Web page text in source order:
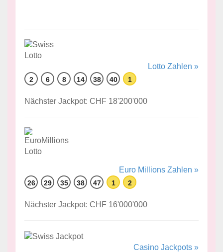
Lotto Zahlen »
2 6 8 14 38 40 1
Nächster Jackpot: CHF 18'200'000
Euro Millions Zahlen »
26 29 35 38 47 1 2
Nächster Jackpot: CHF 16'000'000
Casino Jackpots »